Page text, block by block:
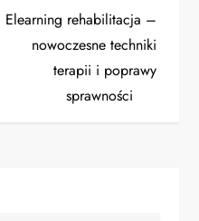
Post
Elearning rehabilitacja –
nowoczesne techniki
terapii i poprawy
sprawności